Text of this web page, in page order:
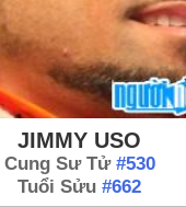
JIMMY USO
Cung Sư Tử #530
Tuổi Sửu #662